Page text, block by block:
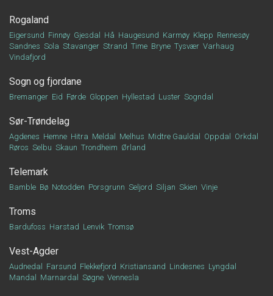
Rogaland
Eigersund Finnøy Gjesdal Hå Haugesund Karmøy Klepp Rennesøy
Sandnes Sola Stavanger Strand Time Bryne Tysvær Varhaug
Vindafjord
Sogn og fjordane
Bremanger Eid Førde Gloppen Hyllestad Luster Sogndal
Sør-Trøndelag
Agdenes Hemne Hitra Meldal Melhus Midtre Gauldal Oppdal
Orkdal
Røros Selbu Skaun Trondheim Ørland
Telemark
Bamble Bø Notodden Porsgrunn Seljord Siljan Skien Vinje
Troms
Bardufoss Harstad Lenvik Tromsø
Vest-Agder
Audnedal Farsund Flekkefjord Kristiansand Lindesnes Lyngdal
Mandal
Marnardal Søgne Vennesla